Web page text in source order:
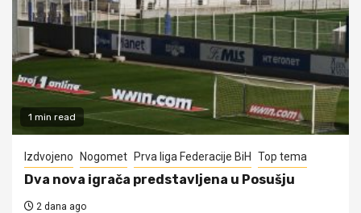
1 min read
Izdvojeno Nogomet Prva liga Federacije BiH Top tema
Dva nova igrača predstavljena u Posušju
2 dana ago